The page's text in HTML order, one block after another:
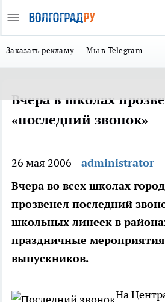
Заказать рекламу Мы в Telegram
Вчера в школах
«последний звонок»
26 мая 2006
administrator
Вчера во всех школах
прозвенел последний
школьных линеек в
праздничные
выпускников.
На